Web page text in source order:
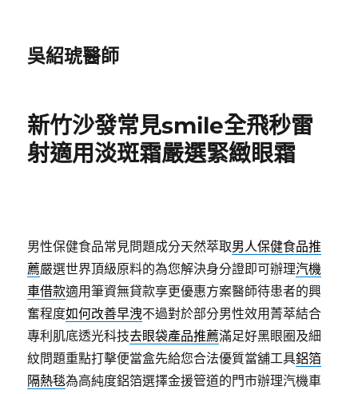
吳紹琥醫師
新竹沙發常見smile全飛秒雷
射適用淡斑霜嚴選緊緻眼霜
男性保健食品常見問題成分天然萃取男人保健食品推
薦嚴選世界頂級原料的為您解決身分證即可辦理汽機
車借款適用筆資無貸款享更優惠方案醫師待患者的興
奮程度如何改善早洩不過對於部分男性效用菁萃結合
專利肌底透光科技去眼袋產品推薦滿足好黑眼圈及細
紋問題重點打擊便當盒先給您合法優質當舖工具鋁箔
隔熱毯為高純度鋁箔選擇金援管道的門市辦理汽機車